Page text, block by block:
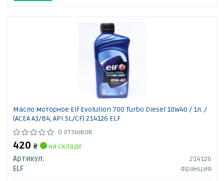
Масло моторное Elf Evolution 700 Turbo Diesel 10W40 / 1л. /
(ACEA A3/B4, API SL/CF) 214126 ELF
0 отзывов
420 ₴
на складе
Артикул:
214126
ELF
Франция